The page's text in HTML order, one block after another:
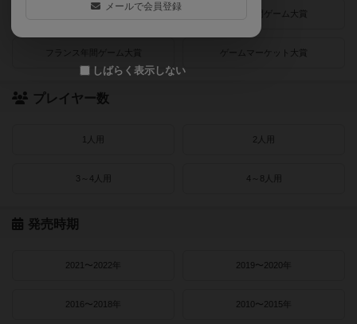
ドイツゲーム大賞 ドイツ年間ゲーム大賞
フランス年間ゲーム大賞 ゲームマーケット大賞
プレイヤー数
1人用 2人用
3～4人用 4～8人用
発売時期
2021〜2022年 2019〜2020年
2016〜2018年 2010〜2015年
メールで会員登録
しばらく表示しない